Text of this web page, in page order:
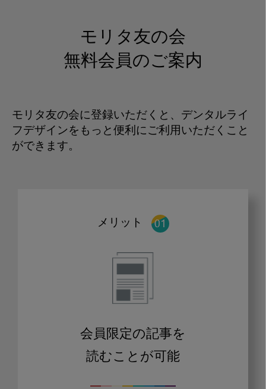
モリタ友の会
無料会員のご案内
モリタ友の会に登録いただくと、デンタルライ
フデザインをもっと便利にご利用いただくこと
ができます。
メリット
会員限定の記事を
読むことが可能